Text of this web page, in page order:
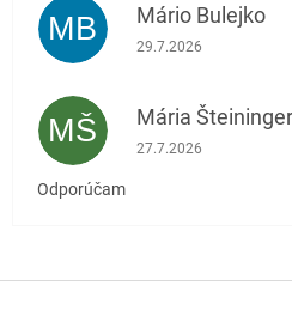
MB Mário Bulejko
Hodnotenie obchodu
29.7.2026
MŠ Mária
Hodnotenie obchodu
27.7.2026
Odporúčam